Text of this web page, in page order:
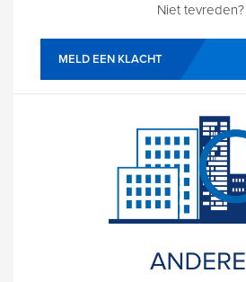
Niet tevreden?
MELD EEN KLACHT